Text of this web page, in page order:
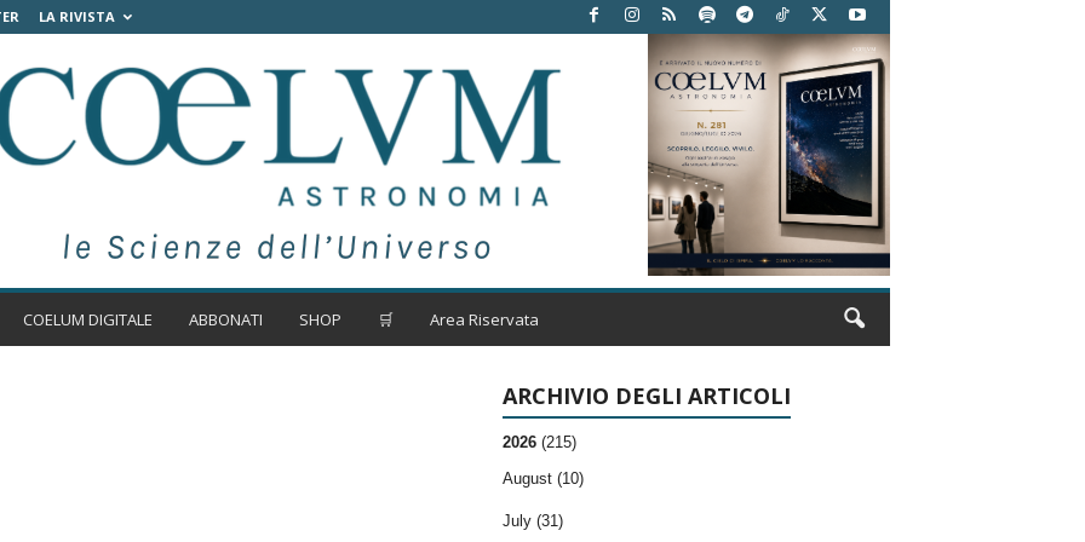
LA RIVISTA
COELUM DIGITALE ABBONATI SHOP 🛒 Area Riservata
ARCHIVIO DEGLI ARTICOLI
2026 (215)
August (10)
July (31)